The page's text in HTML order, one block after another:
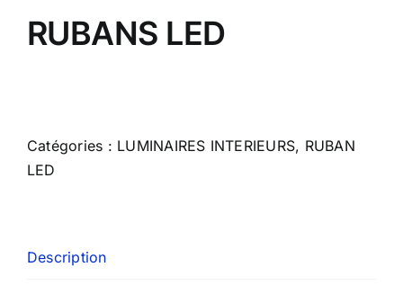
RUBANS LED
Catégories : LUMINAIRES INTERIEURS, RUBAN
LED
Description